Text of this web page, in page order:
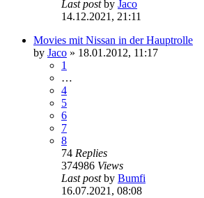
Last postby Jaco
14.12.2021, 21:11
Movies mit Nissan in der Hauptrolle
by Jaco » 18.01.2012, 11:17
1
…
4
5
6
7
8
74 Replies
374986 Views
Last postby Bumfi
16.07.2021, 08:08